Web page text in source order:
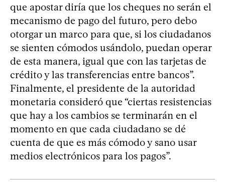
que apostar diría que los cheques no serán el
mecanismo de pago del futuro, pero debo
otorgar un marco para que, si los ciudadanos
se sienten cómodos usándolo, puedan operar
de esta manera, igual que con las tarjetas de
crédito y las transferencias entre bancos”.
Finalmente, el presidente de la autoridad
monetaria consideró que “ciertas resistencias
que hay a los cambios se terminarán en el
momento en que cada ciudadano se dé
cuenta de que es más cómodo y sano usar
medios electrónicos para los pagos”.